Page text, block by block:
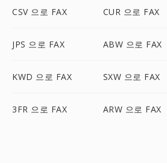
CSV 으로 FAX CUR 으로 FAX
JPS 으로 FAX ABW 으로 FAX
KWD 으로 FAX SXW 으로 FAX
3FR 으로 FAX ARW 으로 FAX